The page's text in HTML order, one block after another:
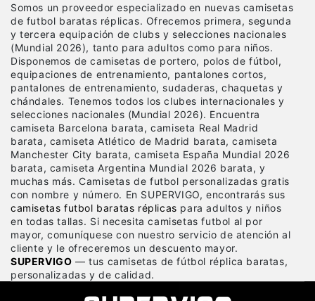
Somos un proveedor especializado en nuevas camisetas
de futbol baratas réplicas. Ofrecemos primera, segunda
y tercera equipación de clubs y selecciones nacionales
(Mundial 2026), tanto para adultos como para niños.
Disponemos de camisetas de portero, polos de fútbol,
equipaciones de entrenamiento, pantalones cortos,
pantalones de entrenamiento, sudaderas, chaquetas y
chándales. Tenemos todos los clubes internacionales y
selecciones nacionales (Mundial 2026). Encuentra
camiseta Barcelona barata, camiseta Real Madrid
barata, camiseta Atlético de Madrid barata, camiseta
Manchester City barata, camiseta España Mundial 2026
barata, camiseta Argentina Mundial 2026 barata, y
muchas más. Camisetas de futbol personalizadas gratis
con nombre y número. En SUPERVIGO, encontrarás sus
camisetas futbol baratas réplicas para adultos y niños
en todas tallas. Si necesita camisetas futbol al por
mayor, comuníquese con nuestro servicio de atención al
cliente y le ofreceremos un descuento mayor.
SUPERVIGO — tus camisetas de fútbol réplica baratas,
personalizadas y de calidad.